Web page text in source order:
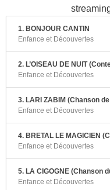
1. BONJOUR CANTIN
Enfance et Découvertes
2. L’OISEAU DE NUIT
Enfance et Découvertes
3. LARI ZABIM (Chanson
Enfance et Découvertes
4. BRETAL LE MAGICIEN
Enfance et Découvertes
5. LA CIGOGNE (Chanson
Enfance et Découvertes